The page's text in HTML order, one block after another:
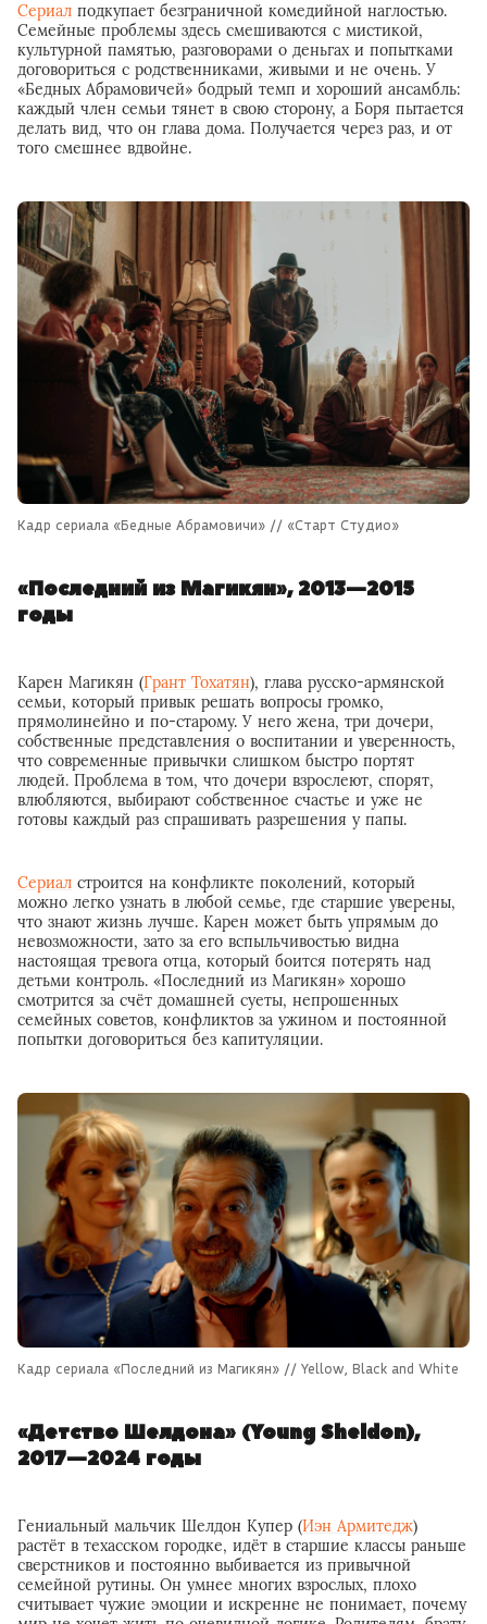
Сериал подкупает безграничной комедийной наглостью.
Семейные проблемы здесь смешиваются с мистикой,
культурной памятью, разговорами о деньгах и попытками
договориться с родственниками, живыми и не очень. У
«Бедных Абрамовичей» бодрый темп и хороший ансамбль:
каждый член семьи тянет в свою сторону, а Боря пытается
делать вид, что он глава дома. Получается через раз, и от
того смешнее вдвойне.
Кадр сериала «Бедные Абрамовичи» // «Старт Студио»
«Последний из Магикян», 2013—2015
годы
Карен Магикян (Грант Тохатян), глава русско-армянской
семьи, который привык решать вопросы громко,
прямолинейно и по-старому. У него жена, три дочери,
собственные представления о воспитании и уверенность,
что современные привычки слишком быстро портят
людей. Проблема в том, что дочери взрослеют, спорят,
влюбляются, выбирают собственное счастье и уже не
готовы каждый раз спрашивать разрешения у папы.
Сериал строится на конфликте поколений, который
можно легко узнать в любой семье, где старшие уверены,
что знают жизнь лучше. Карен может быть упрямым до
невозможности, зато за его вспыльчивостью видна
настоящая тревога отца, который боится потерять над
детьми контроль. «Последний из Магикян» хорошо
смотрится за счёт домашней суеты, непрошенных
семейных советов, конфликтов за ужином и постоянной
попытки договориться без капитуляции.
Кадр сериала «Последний из Магикян» // Yellow, Black and White
«Детство Шелдона» (Young Sheldon),
2017—2024 годы
Гениальный мальчик Шелдон Купер (Иэн Армитедж)
растёт в техасском городке, идёт в старшие классы раньше
сверстников и постоянно выбивается из привычной
семейной рутины. Он умнее многих взрослых, плохо
считывает чужие эмоции и искренне не понимает, почему